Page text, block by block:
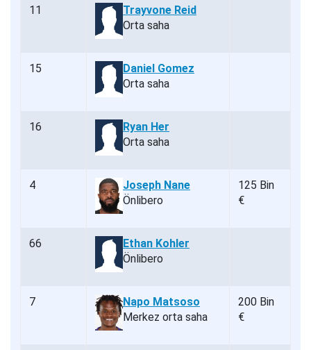
11
Trayvone Reid
Orta saha
15
Daniel Gomez
Orta saha
16
Ryan Her
Orta saha
4
Joseph Nane
Önlibero
125 Bin
€
66
Ethan Kohler
Önlibero
7
Napo Matsoso
Merkez orta saha
200 Bin
€